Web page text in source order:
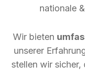
nationale
Wir bieten
unserer
stellen wir sicher,